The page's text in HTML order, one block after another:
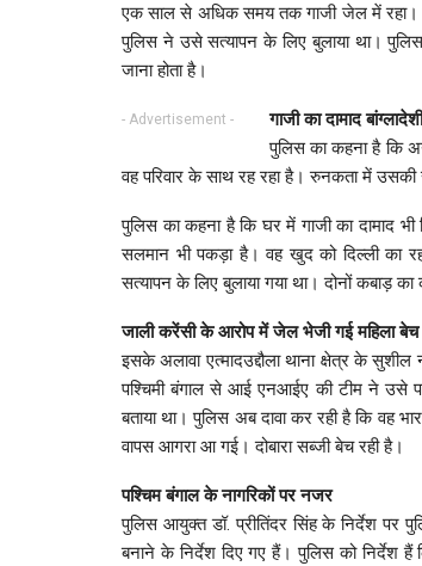
एक साल से अधिक समय तक गाजी जेल में रहा।
पुलिस ने उसे सत्यापन के लिए बुलाया था।
जाना होता है।
- Advertisement -
गाजी का दामाद
पुलिस का कहना है कि
वह परिवार के साथ रह रहा है। रुनकता में
पुलिस का कहना है कि घर में गाजी का दामाद भी
सलमान भी पकड़ा है। वह खुद को दिल्ली का
सत्यापन के लिए बुलाया गया था। दोनों कबाड़
जाली करेंसी के आरोप में जेल भेजी गई महिला बेच
इसके अलावा एत्मादउद्दौला थाना क्षेत्र के
पश्चिमी बंगाल से आई एनआईए की टीम ने उसे
बताया था। पुलिस अब दावा कर रही है कि वह
वापस आगरा आ गई। दोबारा सब्जी बेच रही है।
पश्चिम बंगाल के नागरिकों पर नजर
पुलिस आयुक्त डॉ. प्रीतिंदर सिंह के निर्देश पर
बनाने के निर्देश दिए गए हैं। पुलिस को निर्देश